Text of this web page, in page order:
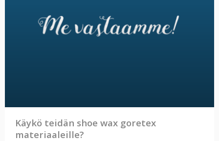
Käykö teidän shoe wax goretex
materiaaleille?